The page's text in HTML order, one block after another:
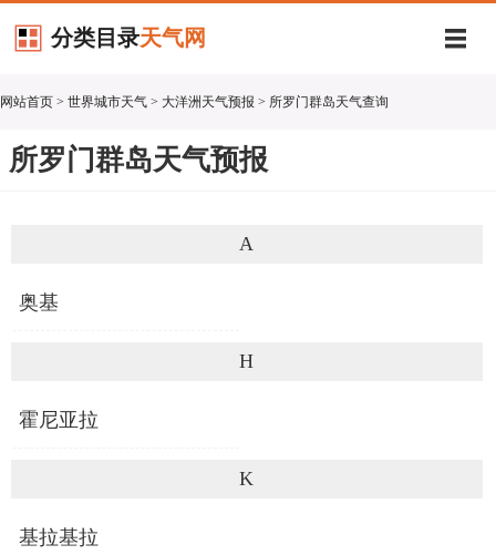
分类目录天气网
网站首页 > 世界城市天气 > 大洋洲天气预报 > 所罗门群岛天气查询
所罗门群岛天气预报
A
奥基
H
霍尼亚拉
K
基拉基拉